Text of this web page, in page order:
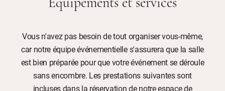
Équipements et services
Vous n'avez pas besoin de tout organiser vous-même,
car notre équipe événementielle s'assurera que la salle
est bien préparée pour que votre événement se déroule
sans encombre. Les prestations suivantes sont
incluses dans la réservation de notre espace de